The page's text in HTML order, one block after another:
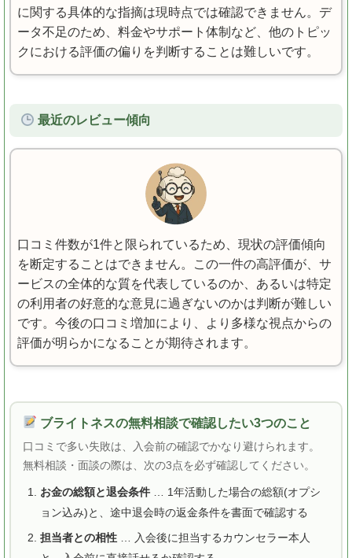
に関する具体的な指摘は現時点では確認できません。デ
ータ不足のため、料金やサポート体制など、他のトピッ
クにおける評価の偏りを判断することは難しいです。
最近のレビュー傾向
口コミ件数が1件と限られているため、現状の評価傾向
を断定することはできません。この一件の高評価が、サ
ービスの全体的な質を代表しているのか、あるいは特定
の利用者の好意的な意見に過ぎないのかは判断が難しい
です。今後の口コミ増加により、より多様な視点からの
評価が明らかになることが期待されます。
ブライトネスの無料相談で確認したい3つのこと
口コミで多い失敗は、入会前の確認でかなり避けられます。
無料相談・面談の際は、次の3点を必ず確認してください。
お金の総額と退会条件… 1年活動した場合の総額(オプシ
ョン込み)と、途中退会時の返金条件を書面で確認する
担当者との相性… 入会後に担当するカウンセラー本人